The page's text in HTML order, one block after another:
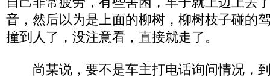
音，然后以为是上面的柳树，柳树枝子碰的
撞到人了，没注意看，直接就走了。
尚某说，要不是车主打电话询问情况，